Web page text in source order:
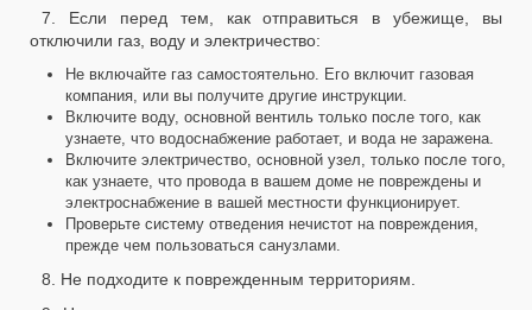
7. Если перед тем, как отправиться в убежище, вы
отключили газ, воду и электричество:
Не включайте газ самостоятельно. Его включит газовая
компания, или вы получите другие инструкции.
Включите воду, основной вентиль только после того, как
узнаете, что водоснабжение работает, и вода не заражена.
Включите электричество, основной узел, только после того,
как узнаете, что провода в вашем доме не повреждены и
электроснабжение в вашей местности функционирует.
Проверьте систему отведения нечистот на повреждения,
прежде чем пользоваться санузлами.
8. Не подходите к поврежденным территориям.